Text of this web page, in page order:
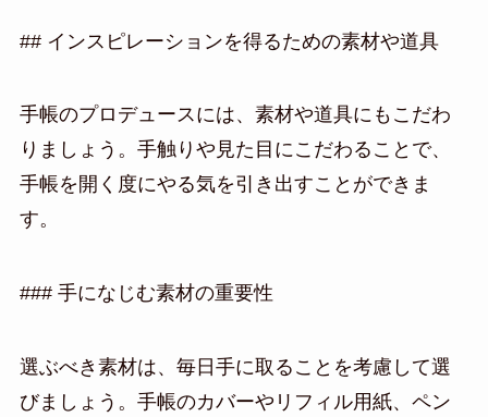
## インスピレーションを得るための素材や道具
手帳のプロデュースには、素材や道具にもこだわ
りましょう。手触りや見た目にこだわることで、
手帳を開く度にやる気を引き出すことができま
す。
### 手になじむ素材の重要性
選ぶべき素材は、毎日手に取ることを考慮して選
びましょう。手帳のカバーやリフィル用紙、ペン